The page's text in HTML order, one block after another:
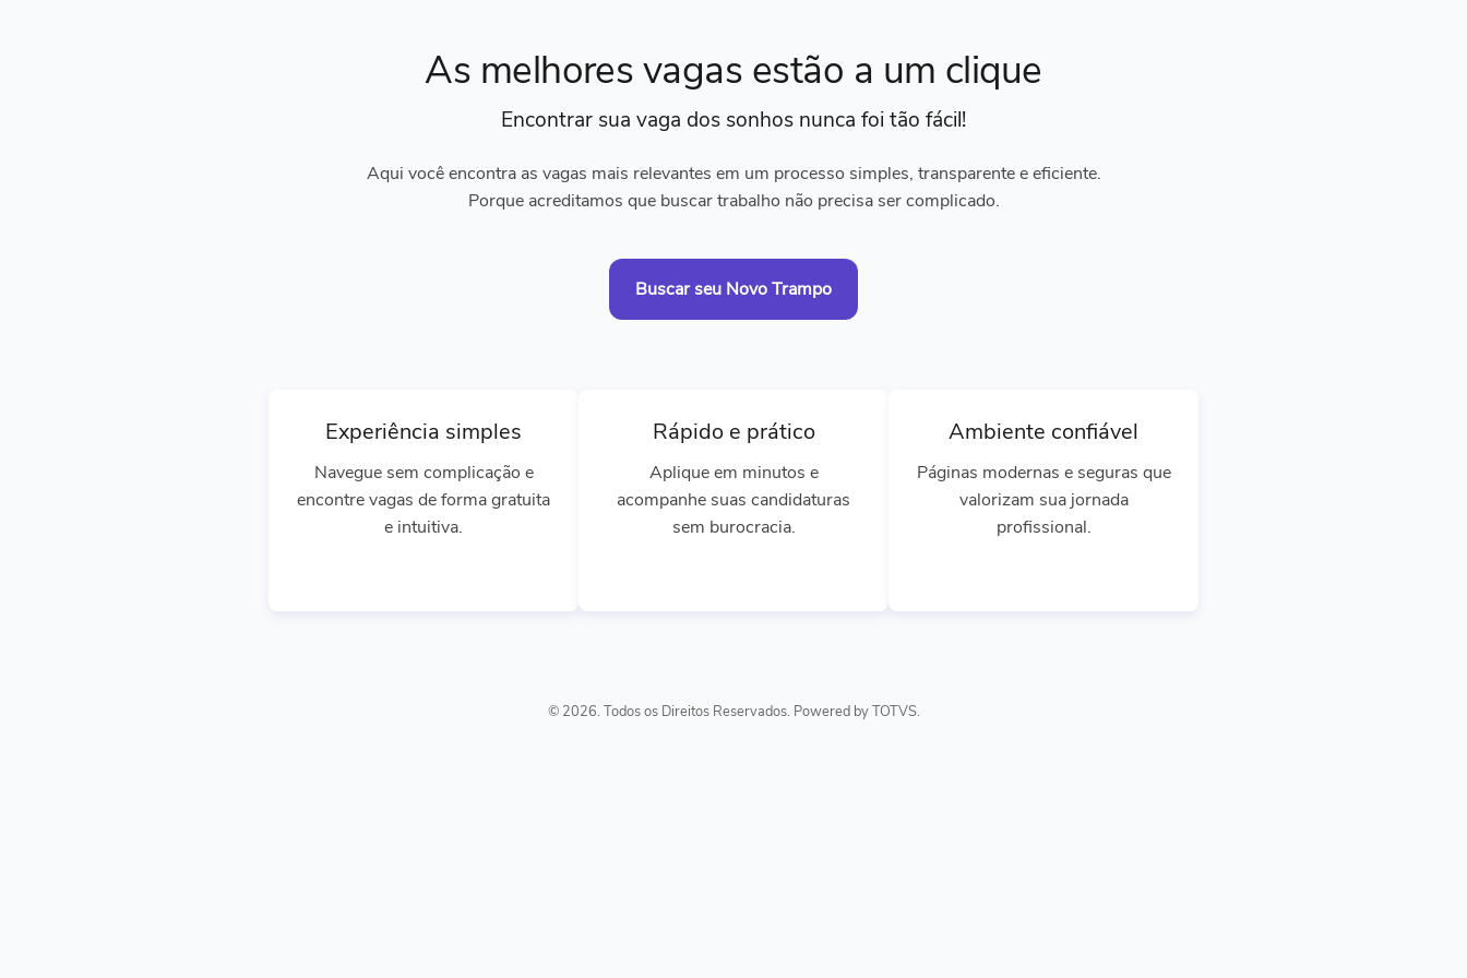
As melhores vagas estão a um clique
Encontrar sua vaga dos sonhos nunca foi tão fácil!
Aqui você encontra as vagas mais relevantes em um processo simples, transparente e eficiente.
Porque acreditamos que buscar trabalho não precisa ser complicado.
Buscar seu Novo Trampo
Experiência simples
Navegue sem complicação e
encontre vagas de forma gratuita
e intuitiva.
Rápido e prático
Aplique em minutos e
acompanhe suas candidaturas
sem burocracia.
Ambiente confiável
Páginas modernas e seguras que
valorizam sua jornada
profissional.
© 2026. Todos os Direitos Reservados. Powered by TOTVS.